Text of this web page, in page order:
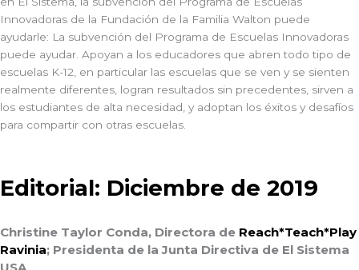
Innovadoras de la Fundación de la Familia Walton puede
ayudarle: La subvención del Programa de Escuelas Innovadoras
puede ayudar. Apoyan a los educadores que abren todo tipo de
escuelas K-12, en particular las escuelas que se ven y se sienten
realmente diferentes, logran resultados sin precedentes, sirven a
los estudiantes de alta necesidad, y adoptan los éxitos y desafíos
para compartir con otras escuelas.
Editorial: Diciembre de 2019
Christine Taylor Conda, Directora de Reach*Teach*Play
Ravinia; Presidenta de la Junta Directiva de El Sistema